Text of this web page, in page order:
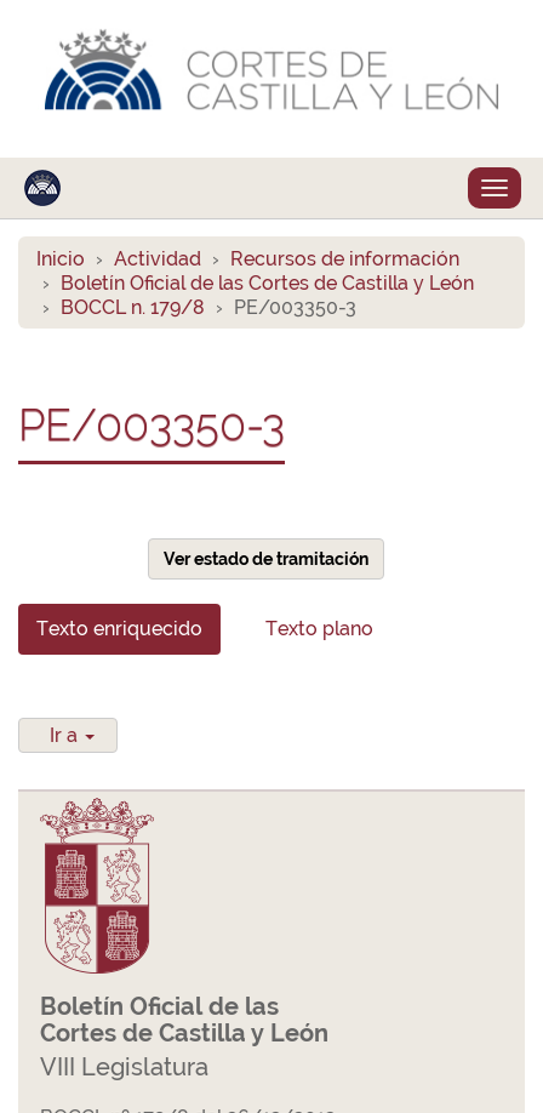
Inicio Actividad
Recursos de información
Boletín Oficial de las Cortes de Castilla y León
BOCCL n. 179/8
PE/003350-3
PE/003350-3
Ver estado de tramitación
Texto enriquecido Texto plano
Ir a
Boletín Oficial de las
Cortes de Castilla y León
VIII Legislatura